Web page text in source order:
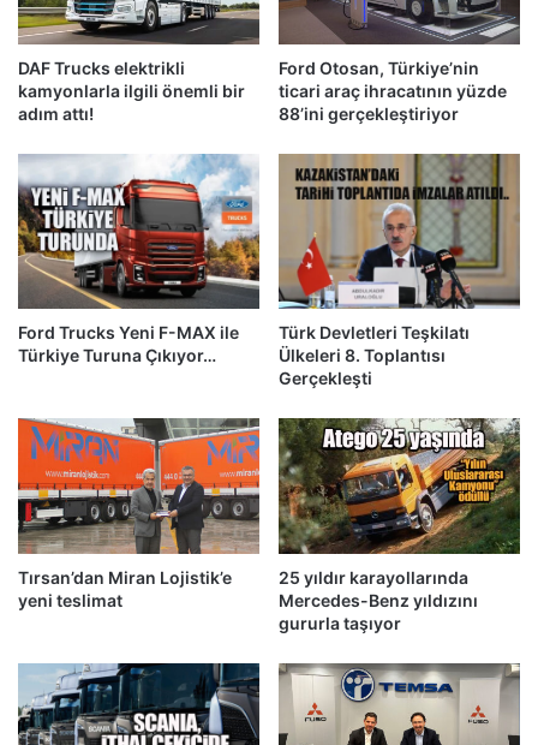
DAF Trucks elektrikli
kamyonlarla ilgili önemli bir
adım attı!
Ford Otosan, Türkiye’nin
ticari araç ihracatının yüzde
88’ini gerçekleştiriyor
Ford Trucks Yeni F-MAX ile
Türkiye Turuna Çıkıyor…
Türk Devletleri Teşkilatı
Ülkeleri 8. Toplantısı
Gerçekleşti
Tırsan’dan Miran Lojistik’e
yeni teslimat
25 yıldır karayollarında
Mercedes-Benz yıldızını
gururla taşıyor